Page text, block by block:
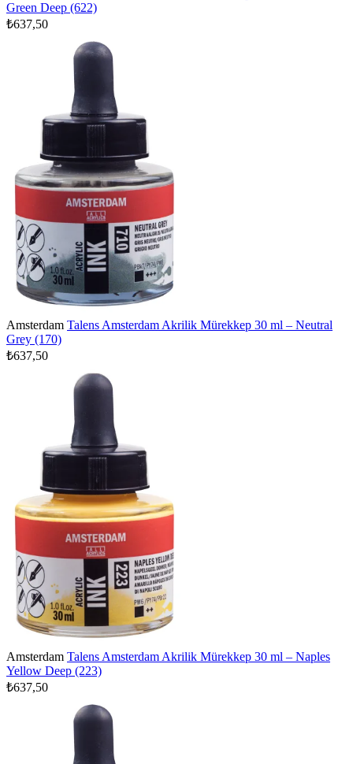
Green Deep (622)
₺637,50
Amsterdam Talens Amsterdam Akrilik Mürekkep 30 ml – Neutral
Grey (170)
₺637,50
Amsterdam Talens Amsterdam Akrilik Mürekkep 30 ml – Naples
Yellow Deep (223)
₺637,50